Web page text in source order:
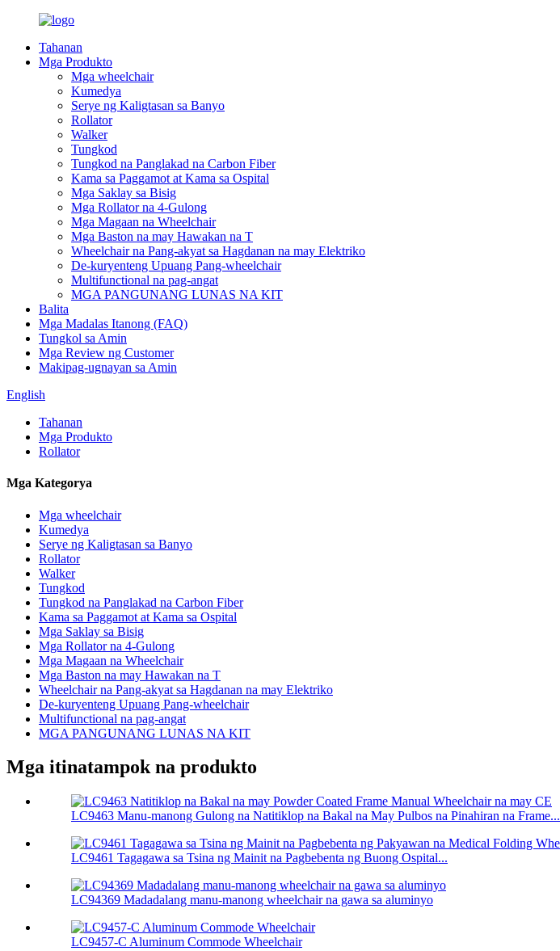
Tahanan
Mga Produkto
Mga wheelchair
Kumedya
Serye ng Kaligtasan sa Banyo
Rollator
Walker
Tungkod
Tungkod na Panglakad na Carbon Fiber
Kama sa Paggamot at Kama sa Ospital
Mga Saklay sa Bisig
Mga Rollator na 4-Gulong
Mga Magaan na Wheelchair
Mga Baston na may Hawakan na T
Wheelchair na Pang-akyat sa Hagdanan na may Elektriko
De-kuryenteng Upuang Pang-wheelchair
Multifunctional na pag-angat
MGA PANGUNANG LUNAS NA KIT
Balita
Mga Madalas Itanong (FAQ)
Tungkol sa Amin
Mga Review ng Customer
Makipag-ugnayan sa Amin
English
Tahanan
Mga Produkto
Rollator
Mga Kategorya
Mga wheelchair
Kumedya
Serye ng Kaligtasan sa Banyo
Rollator
Walker
Tungkod
Tungkod na Panglakad na Carbon Fiber
Kama sa Paggamot at Kama sa Ospital
Mga Saklay sa Bisig
Mga Rollator na 4-Gulong
Mga Magaan na Wheelchair
Mga Baston na may Hawakan na T
Wheelchair na Pang-akyat sa Hagdanan na may Elektriko
De-kuryenteng Upuang Pang-wheelchair
Multifunctional na pag-angat
MGA PANGUNANG LUNAS NA KIT
Mga itinatampok na produkto
LC9463 Manu-manong Gulong na Natitiklop na Bakal na May Pulbos na Pinahiran na Frame...
LC9461 Tagagawa sa Tsina ng Mainit na Pagbebenta ng Buong Ospital...
LC94369 Madadalang manu-manong wheelchair na gawa sa aluminyo
LC9457-C Aluminum Commode Wheelchair